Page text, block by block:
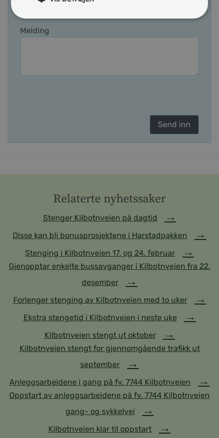
Melding
Relaterte nyhetssaker
Stenger Kilbotnveien på dagtid
Disse kan bli bonusprosjektene i Harstadpakken
Stenging i Kilbotnveien 17. og 24. februar
Gjenopptar enkelte bussavganger i Kilbotnveien fra 22.
desember
Forlenger stenging av Kilbotnveien med to uker
Ekstra stengetid i Kilbotnveien i neste uke
Kilbotnveien stengt ut oktober
Kilbotnveien stengt for gjennomgående trafikk ut
september
Anleggsarbeidene i gang på fv. 7744 Kilbotnveien
Oppstart av anleggsarbeidene på fv. 7744 Kilbotnveien
gang- og sykkelvei
Kilbotnveien klar til oppstart